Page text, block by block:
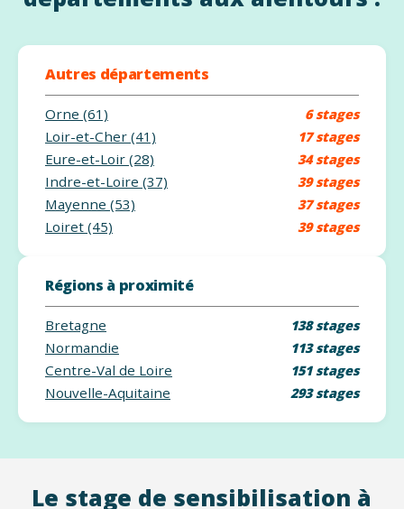
Autres départements
Orne (61) 6 stages
Loir-et-Cher (41) 17 stages
Eure-et-Loir (28) 34 stages
Indre-et-Loire (37) 39 stages
Mayenne (53) 37 stages
Loiret (45) 39 stages
Régions à proximité
Bretagne 138 stages
Normandie 113 stages
Centre-Val de Loire 151 stages
Nouvelle-Aquitaine 293 stages
Le stage de sensibilisation à